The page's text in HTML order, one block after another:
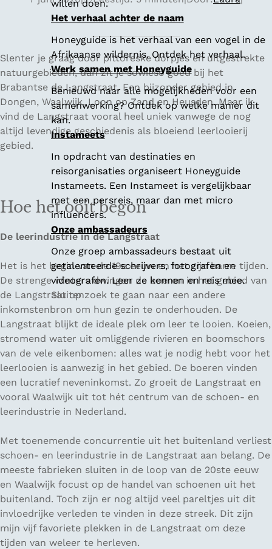
willen doen.
Het verhaal achter de naam
Honeyguide is het verhaal van een vogel in de
Afrikaanse wildernis. Ontdek het verhaal.
Werk samen met Honeyguide
Benieuwd naar alle mogelijkheden voor een
samenwerking? Ontdek op welke manier dit
kan.
Instameets
In opdracht van destinaties en
reisorganisaties organiseert Honeyguide
Instameets. Een Instameet is vergelijkbaar
met een persreis, maar dan met micro
influencers.
Onze ambassadeurs
Onze groep ambassadeurs bestaat uit
getalenteerde schrijvers, fotografen en
videografen. Leer ze kennen en reis mee.
Sluiten
Slenter je graag door pittoreske dorpjes en uitgestrekte
natuurgebieden, dan zit je sowieso goed bij het
Brabantse de Langstraat. Een bijzonder gebied in
Dongen, Waalwijk, Loon op Zand en Heusden. Maar ik
vind de Langstraat vooral heel uniek vanwege de nog
altijd levendige geschiedenis als bloeiend leerlooierij
gebied.
Hoe het ooit begon
De leerindustrie in de Langstraat
Het is het begin van de 19e eeuw en het zijn barre tijden.
De strenge winters dwingen de boeren in het gebied van
de Langstraat op zoek te gaan naar een andere
inkomstenbron om hun gezin te onderhouden. De
Langstraat blijkt de ideale plek om leer te looien. Koeien,
stromend water uit omliggende rivieren en boomschors
van de vele eikenbomen: alles wat je nodig hebt voor het
leerlooien is aanwezig in het gebied. De boeren vinden
een lucratief neveninkomst. Zo groeit de Langstraat en
vooral Waalwijk uit tot hét centrum van de schoen- en
leerindustrie in Nederland.
Met toenemende concurrentie uit het buitenland verliest
schoen- en leerindustrie in de Langstraat aan belang. De
meeste fabrieken sluiten in de loop van de 20ste eeuw
en Waalwijk focust op de handel van schoenen uit het
buitenland. Toch zijn er nog altijd veel pareltjes uit dit
invloedrijke verleden te vinden in deze streek. Dit zijn
mijn vijf favoriete plekken in de Langstraat om deze
tijden van weleer te herleven.